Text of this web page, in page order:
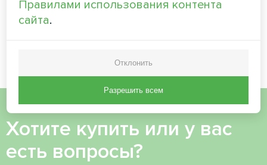
Художественное
оформление
Сплит-тепловой насос Artic
Хотите купить или у вас
есть вопросы?
Правилами использования контента
сайта.
Отклонить
Разрешить всем